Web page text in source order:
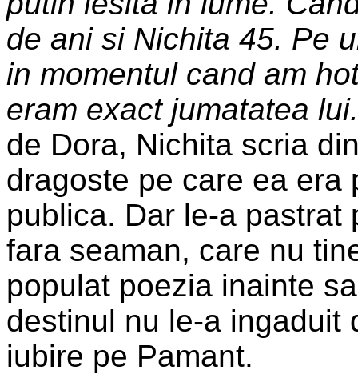
de ani si Nichita 45. Pe
in momentul cand am
eram exact jumatatea
de Dora, Nichita scria
dragoste pe care ea era
publica. Dar le-a pastrat
fara seaman, care nu
populat poezia inainte
destinul nu le-a ingaduit
iubire pe Pamant.